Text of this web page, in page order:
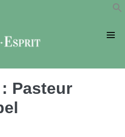
Pasteur